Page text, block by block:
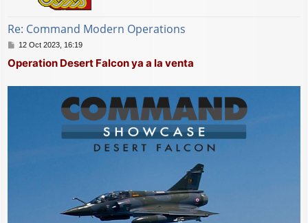
Re: Command Modern Operations
M
n
a
12 Oct 2023, 16:19
Operation Desert Falcon ya a la venta